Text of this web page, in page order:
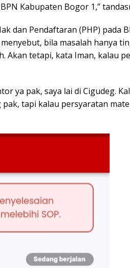
Kabupaten Bogor 1,”
dan Pendaftaran (PHP) pada
bila masalah hanya
Akan tetapi, kata Iman, kalau
ya pak, saya lai di Cigudeg.
tapi kalau persyaratan